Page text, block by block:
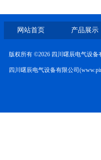
网站首页 产品展示
版权所有 ©2026 四川曙辰电气设
四川曙辰电气设备有限公司